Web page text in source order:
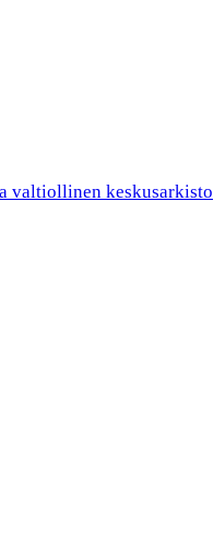
valtiollinen keskusarkisto